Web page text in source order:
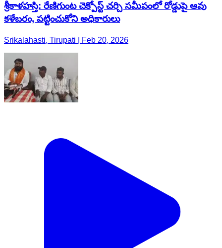
శ్రీకాళహస్తి: రేణిగుంట చెక్పోస్ట్ చర్చి సమీపంలో రోడ్డుపై ఆవు
కళేబరం, పట్టించుకోని అధికారులు
Srikalahasti, Tirupati | Feb 20, 2026